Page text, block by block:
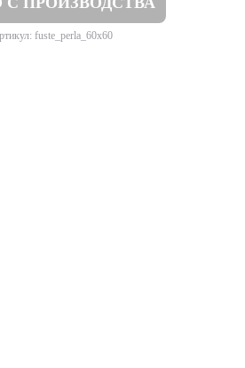
fuste_perla_60x60